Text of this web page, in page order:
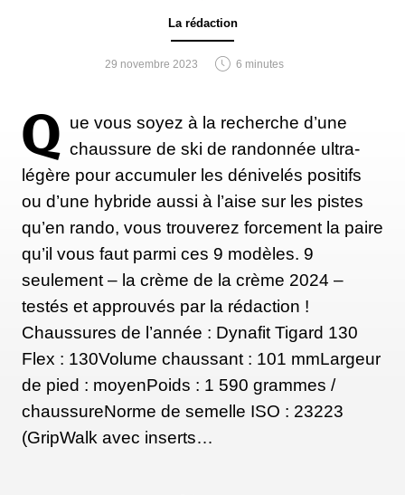
La rédaction
29 novembre 2023 6 minutes
Q ue vous soyez à la recherche d’une
chaussure de ski de randonnée ultra-
légère pour accumuler les dénivelés positifs
ou d’une hybride aussi à l’aise sur les pistes
qu’en rando, vous trouverez forcement la paire
qu’il vous faut parmi ces 9 modèles. 9
seulement – la crème de la crème 2024 –
testés et approuvés par la rédaction !
Chaussures de l’année : Dynafit Tigard 130
Flex : 130Volume chaussant : 101 mmLargeur
de pied : moyenPoids : 1 590 grammes /
chaussureNorme de semelle ISO : 23223
(GripWalk avec inserts…